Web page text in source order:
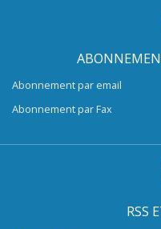
Abonnement par email
Abonnement par Fax
RSS